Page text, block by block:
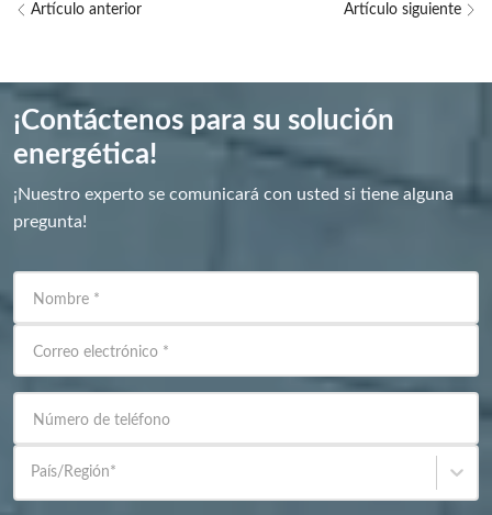
Artículo anterior Artículo siguiente
¡Contáctenos para su solución
energética!
¡Nuestro experto se comunicará con usted si tiene alguna
pregunta!
Nombre *
Correo electrónico *
Número de teléfono
País/Región*